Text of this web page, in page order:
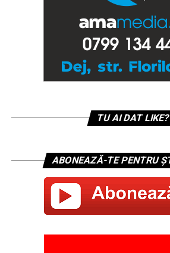
TU AI DAT LIKE?
ABONEAZĂ-TE PENTRU